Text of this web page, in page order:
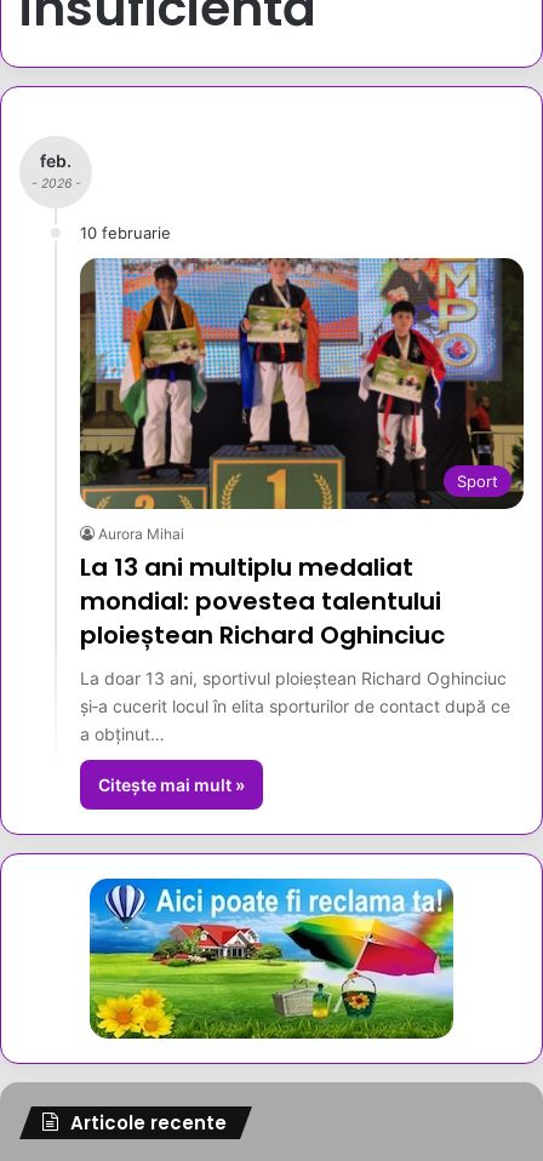
feb.
- 2026 -
10 februarie
Sport
Aurora Mihai
La 13 ani multiplu medaliat
mondial: povestea talentului
ploieștean Richard Oghinciuc
La doar 13 ani, sportivul ploieștean Richard Oghinciuc
și‑a cucerit locul în elita sporturilor de contact după ce
a obținut…
Citește mai mult »
Articole recente